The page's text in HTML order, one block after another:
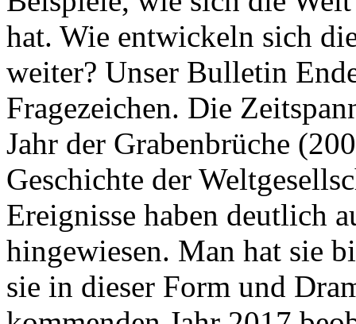
hat. Wie entwickeln sich
weiter? Unser Bulletin
Fragezeichen. Die
Jahr der Grabenbrüche
Geschichte der
Ereignisse haben deutlich
hingewiesen. Man hat sie
sie in dieser Form und